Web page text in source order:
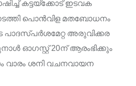
കട്ടയ്ക്കോട് ഇടവക
പൊൻവിള മതബോധനം
പാദസ്പർശമേറ്റ അരുവിക്കര
ഓഗസ്റ്റ് 20ന് ആരംഭിക്കും
വാരം ശനി വചനവായന